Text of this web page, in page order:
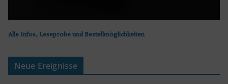
Alle Infos, Leseprobe und Bestellmöglichkeiten
Neue Ereignisse